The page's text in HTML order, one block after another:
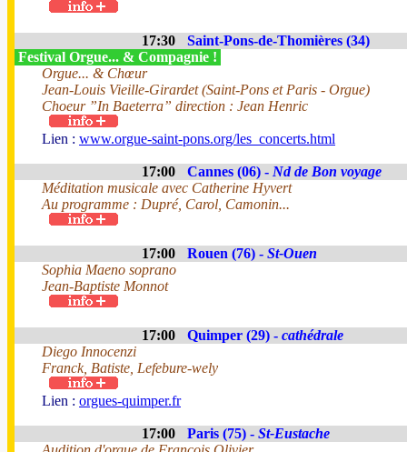
17:30
Saint-Pons-de-Thomières (34)
Festival Orgue... & Compagnie !
Orgue... & Chœur
Jean-Louis Vieille-Girardet (Saint-Pons et Paris - Orgue)
Choeur ”In Baeterra” direction : Jean Henric
Lien : www.orgue-saint-pons.org/les_concerts.html
17:00 Cannes (06) - Nd de Bon voyage
Méditation musicale avec Catherine Hyvert
Au programme : Dupré, Carol, Camonin...
17:00 Rouen (76) - St-Ouen
Sophia Maeno soprano
Jean-Baptiste Monnot
17:00 Quimper (29) - cathédrale
Diego Innocenzi
Franck, Batiste, Lefebure-wely
Lien : orgues-quimper.fr
17:00 Paris (75) - St-Eustache